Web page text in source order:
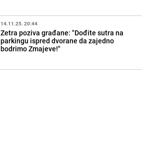
14.11.25. 20:44
Zetra poziva građane: "Dođite sutra na
parkingu ispred dvorane da zajedno
bodrimo Zmajeve!"